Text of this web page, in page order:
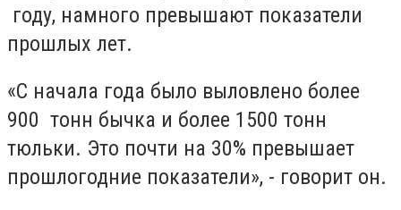
году, намного превышают показатели
прошлых лет.
«С начала года было выловлено более
900 тонн бычка и более 1500 тонн
тюльки. Это почти на 30% превышает
прошлогодние показатели», - говорит он.